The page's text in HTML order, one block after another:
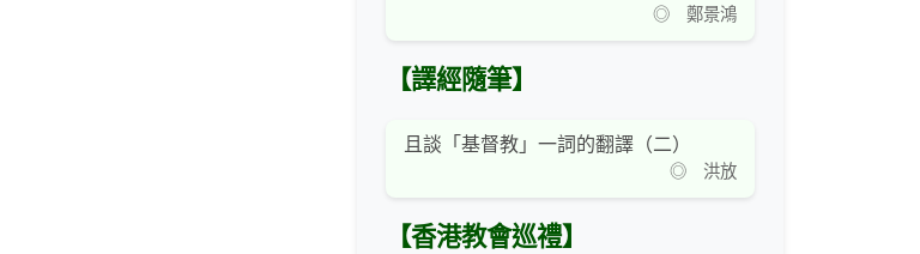
◎ 鄭景鴻
【譯經隨筆】
且談「基督教」一詞的翻譯（二）
◎ 洪放
【香港教會巡禮】